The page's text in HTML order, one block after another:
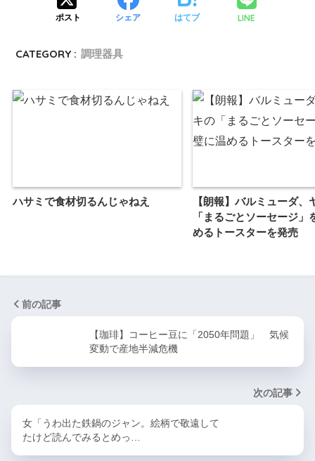
ポスト シェア はてブ LINE
CATEGORY : 調理器具
ハサミで食材切るんじゃねえ
【朗報】バルミューダ、
「まるごとソーセージ」
めるトースターを発売
前の記事
【珈琲】コーヒー豆に「2050年問題」 気候
変動で産地半減危機
次の記事
女「うわ出た鉄鍋のジャン。絵柄で敬遠して
たけど読んでみるとめっ…